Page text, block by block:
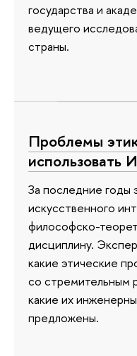
государства и
ведущего
страны.
Проблемы
использовать
За последние годы
искусственного
философско-
дисциплину.
какие этические
со стремительным
какие их
предложены.